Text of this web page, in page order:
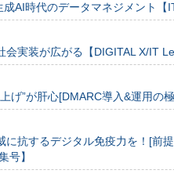
AI時代のデータマネジメント【
実装が広がる【DIGITAL X/IT
げ”が肝心[DMARC導入&運用の
抗するデジタル免疫力を！[前
号】